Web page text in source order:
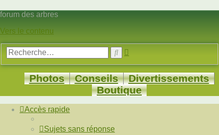
forum des arbres
Vers le contenu
Rechercher
Photos Conseils
Divertissements
Boutique
Accès rapide
Sujets sans réponse